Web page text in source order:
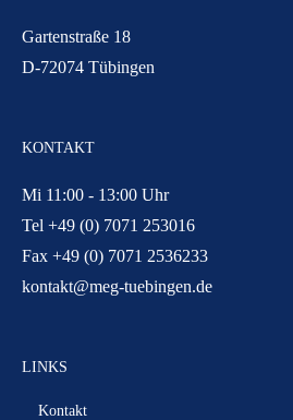
Gartenstraße 18
D-72074 Tübingen
KONTAKT
Mi 11:00 - 13:00 Uhr
Tel +49 (0) 7071 253016
Fax +49 (0) 7071 2536233
kontakt@meg-tuebingen.de
LINKS
Kontakt